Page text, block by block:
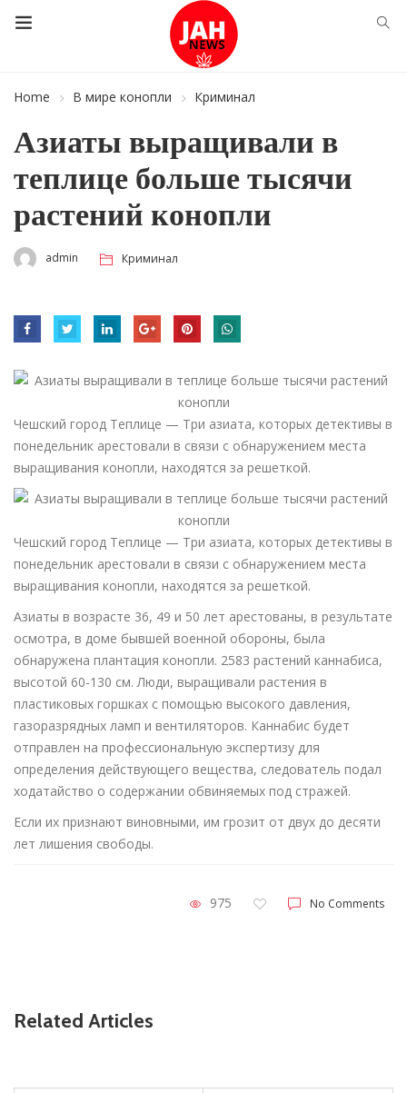
Home В мире конопли Криминал
Азиаты выращивали в
теплице больше тысячи
растений конопли
admin Криминал
Чешский город Теплице — Три азиата, которых детективы в
понедельник арестовали в связи с обнаружением места
выращивания конопли, находятся за решеткой.
Чешский город Теплице — Три азиата, которых детективы в
понедельник арестовали в связи с обнаружением места
выращивания конопли, находятся за решеткой.
Азиаты в возрасте 36, 49 и 50 лет арестованы, в результате
осмотра, в доме бывшей военной обороны, была
обнаружена плантация конопли. 2583 растений каннабиса,
высотой 60-130 см. Люди, выращивали растения в
пластиковых горшках с помощью высокого давления,
газоразрядных ламп и вентиляторов. Каннабис будет
отправлен на профессиональную экспертизу для
определения действующего вещества, следователь подал
ходатайство о содержании обвиняемых под стражей.
Если их признают виновными, им грозит от двух до десяти
лет лишения свободы.
975 No Comments
Related Articles